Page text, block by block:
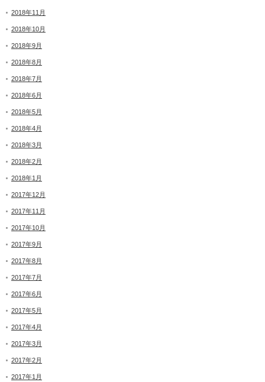
2018年11月
2018年10月
2018年9月
2018年8月
2018年7月
2018年6月
2018年5月
2018年4月
2018年3月
2018年2月
2018年1月
2017年12月
2017年11月
2017年10月
2017年9月
2017年8月
2017年7月
2017年6月
2017年5月
2017年4月
2017年3月
2017年2月
2017年1月